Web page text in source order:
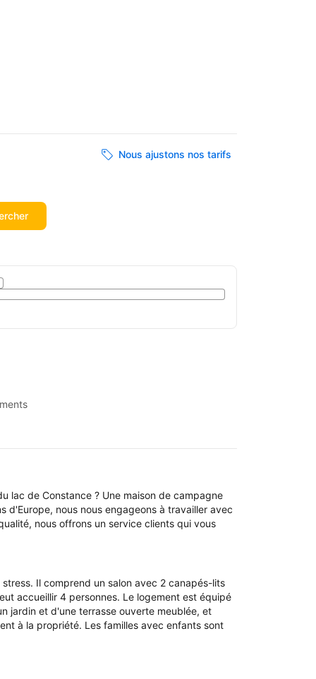
Nous ajustons nos tarifs
lac de Constance ? Une maison de campagne
d'Europe, nous nous engageons à travailler avec
nous offrons un service clients qui vous
Il comprend un salon avec 2 canapés-lits
accueillir 4 personnes. Le logement est équipé
jardin et d'une terrasse ouverte meublée, et
à la propriété. Les familles avec enfants sont